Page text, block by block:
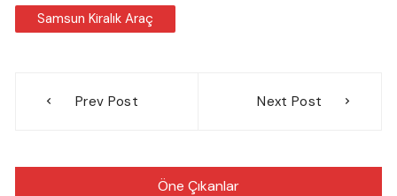
Samsun Kiralık Araç
gezinmesi
Prev Post Next Post
Öne Çıkanlar